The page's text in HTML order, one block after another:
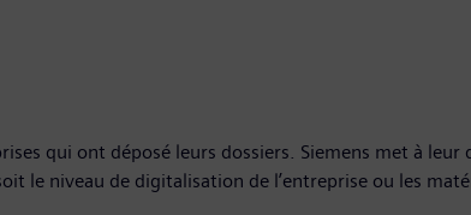
qui ont déposé leurs dossiers. Siemens met à leur
le niveau de digitalisation de l’entreprise ou les